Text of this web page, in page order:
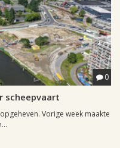
0
scheepvaart
Vorige week maakte